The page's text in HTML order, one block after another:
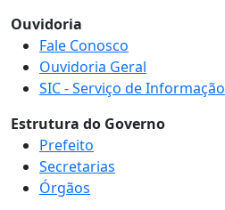
Ouvidoria
Fale Conosco
Ouvidoria Geral
SIC - Serviço de Informação
Estrutura do Governo
Prefeito
Secretarias
Órgãos